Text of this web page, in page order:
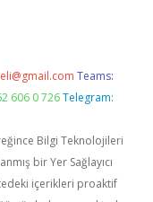
Teams:
606 0 726 Telegram:
Bilgi Teknolojileri
bir Yer Sağlayıcı
içerikleri proaktif